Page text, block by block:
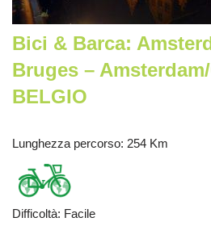
Bici & Barca:
Bruges –
BELGIO
Lunghezza percorso: 254 Km
Difficoltà: Facile